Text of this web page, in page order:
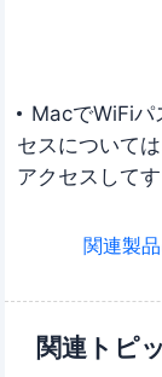
MacでWiFiパ
セスについて
アクセスして
関連製
関連トピ